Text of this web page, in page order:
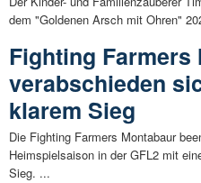
dem "Goldenen Arsch mit Ohren"
Fighting Farmers
verabschieden
klarem Sieg
Die Fighting Farmers Montabaur
Heimspielsaison in der GFL2 mit
Sieg. ...